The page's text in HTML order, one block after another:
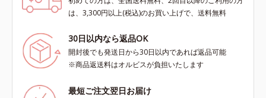
は、3,300円以上(税込)のお買い上げで、送料無料
30日以内なら返品OK
開封後でも発送日から30日以内であれば返品可能
※商品返送料はオルビスが負担いたします
最短ご注文翌日お届け